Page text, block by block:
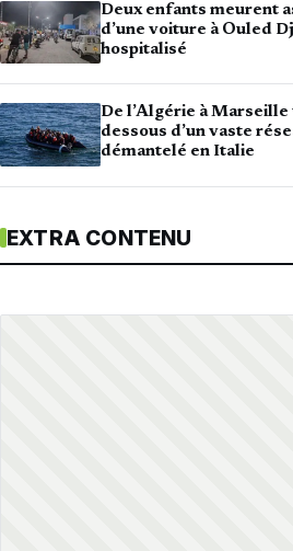
Deux enfants meurent
d’une voiture à Ouled
hospitalisé
De l’Algérie à Marseille
dessous d’un vaste
démantelé en Italie
EXTRA CONTENU